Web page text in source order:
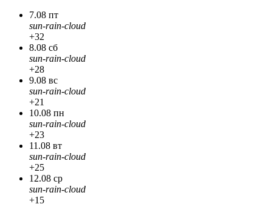
7.08 пт
sun-rain-cloud
+32
8.08 сб
sun-rain-cloud
+28
9.08 вс
sun-rain-cloud
+21
10.08 пн
sun-rain-cloud
+23
11.08 вт
sun-rain-cloud
+25
12.08 ср
sun-rain-cloud
+15